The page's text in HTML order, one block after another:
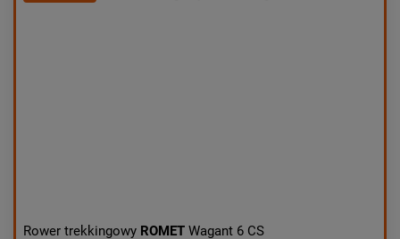
Rower trekkingowy ROMET Wagant 6 CS